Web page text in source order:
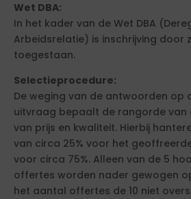
Wet DBA:
In het kader van de Wet DBA
Arbeidsrelatie) is inschrijving door
toegestaan.
Selectieprocedure:
De weging van de antwoorden op
uitvraag bepaalt de rangorde van
van prijs en kwaliteit. Hierbij
van circa 25% voor het
voor circa 75%. Alleen van de 5
offertes worden nader gewogen
het aantal offertes de 10 niet